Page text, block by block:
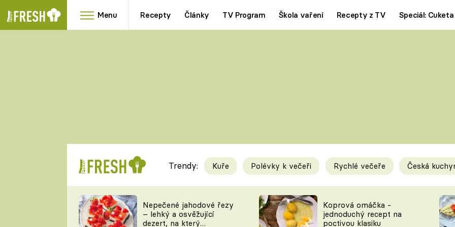
Menu Recepty Články TV Program Škola vaření Recepty z TV Speciál: Cuketa
RYCHLOVKY
Videorecepty
TEĎ VAŘÍ ŠÉF!
Tipy a triky
KAM ZA JÍDLEM
Trendy: Kuře Polévky k večeři Rychlé večeře Česká
Nepečené jahodové řezy
– lehký a osvěžující
dezert, na který
Koprová omáčka -
jednoduchý recept na
poctivou klasiku